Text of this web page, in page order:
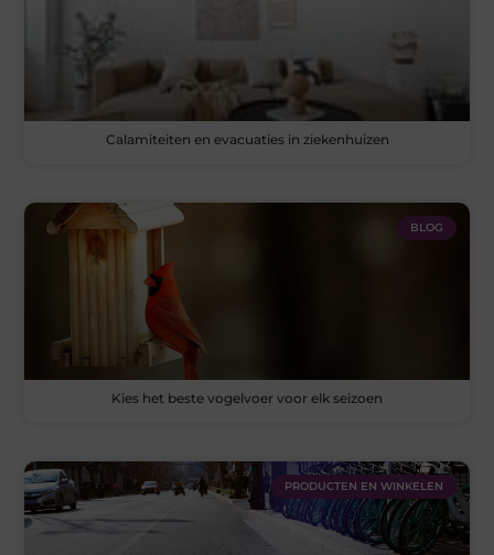
Calamiteiten en evacuaties in ziekenhuizen
BLOG
Kies het beste vogelvoer voor elk seizoen
PRODUCTEN EN WINKELEN